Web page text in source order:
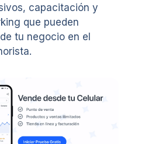
capacitación y
que pueden
tu negocio en el